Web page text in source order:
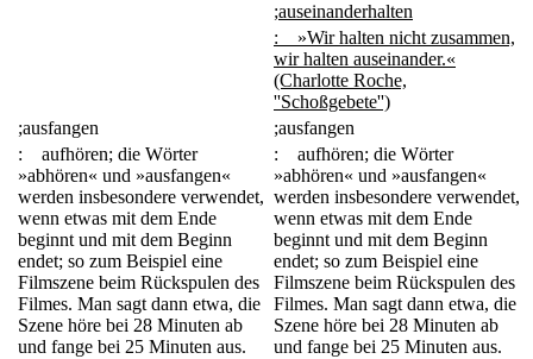
;auseinanderhalten
: »Wir halten nicht zusammen,
wir halten auseinander.«
(Charlotte Roche,
''Schoßgebete'')
;ausfangen
;ausfangen
: aufhören; die Wörter
»abhören« und »ausfangen«
werden insbesondere verwendet,
wenn etwas mit dem Ende
beginnt und mit dem Beginn
endet; so zum Beispiel eine
Filmszene beim Rückspulen des
Filmes. Man sagt dann etwa, die
Szene höre bei 28 Minuten ab
und fange bei 25 Minuten aus.
: aufhören; die Wörter
»abhören« und »ausfangen«
werden insbesondere verwendet,
wenn etwas mit dem Ende
beginnt und mit dem Beginn
endet; so zum Beispiel eine
Filmszene beim Rückspulen des
Filmes. Man sagt dann etwa, die
Szene höre bei 28 Minuten ab
und fange bei 25 Minuten aus.